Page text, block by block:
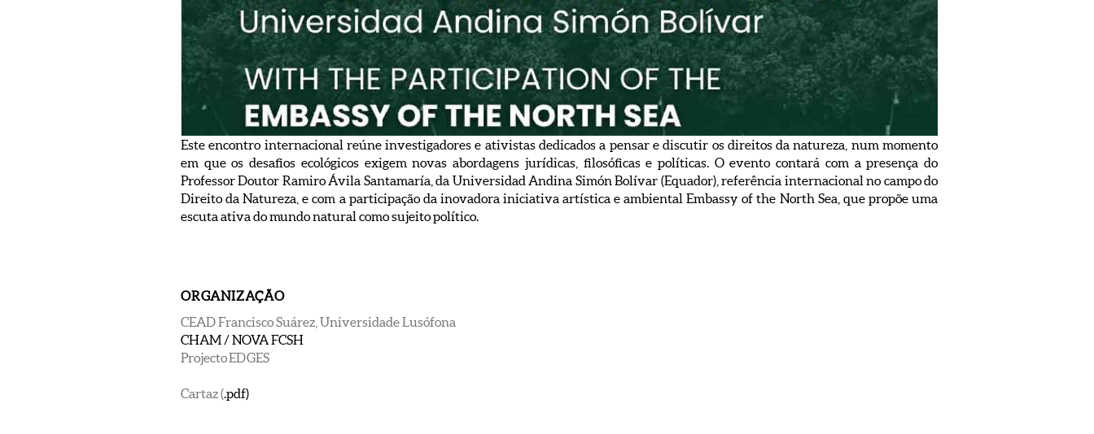
Este encontro internacional reúne investigadores e ativistas dedicados a pensar e discutir os direitos da natureza, num momento
em que os desafios ecológicos exigem novas abordagens jurídicas, filosóficas e políticas. O evento contará com a presença do
Professor Doutor Ramiro Ávila Santamaría, da Universidad Andina Simón Bolívar (Equador), referência internacional no campo do
Direito da Natureza, e com a participação da inovadora iniciativa artística e ambiental Embassy of the North Sea, que propõe uma
escuta ativa do mundo natural como sujeito político.
ORGANIZAÇÃO
CEAD Francisco Suárez, Universidade Lusófona
CHAM / NOVA FCSH
Projecto EDGES
Cartaz (.pdf)